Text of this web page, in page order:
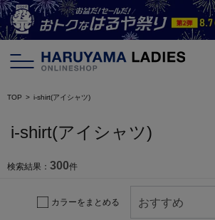
TOP i-shirt(アイシャツ)
i-shirt(アイシャツ)
検索結果： 300件
カラーをまとめる